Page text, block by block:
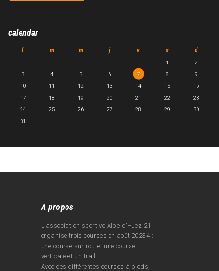
calendar
l m m j v s d
1
2
3
4 5 6 7 8
9
10
11 12 13 14 15
16
17
18 19 20 21 22
23
24
25 26 27 28 29
30
31
A propos
L’association sportive Alpe d’Huez 21
organise trois courses en août 20234 :
une course sur route, une course
verticale et un trail.
Avec ces différentes courses à pieds,